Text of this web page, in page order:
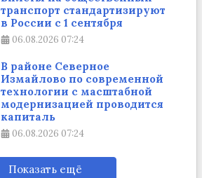
транспорт стандартизируют
в России с 1 сентября
06.08.2026 07:24
В районе Северное
Измайлово по современной
технологии с масштабной
модернизацией проводится
капиталь
06.08.2026 07:24
Показать ещё